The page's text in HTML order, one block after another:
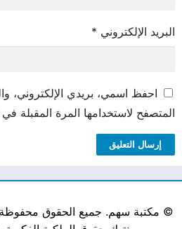
البريد الإلكتروني *
احفظ اسمي، بريدي الإلكتروني،
المتصفح لاستخدامها المرة المقبلة
© مكتبة سهم. جميع الحقوق